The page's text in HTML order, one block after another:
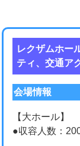
レクザムホー
ティ、交通ア
会場情報
【大ホール】
●収容人数：